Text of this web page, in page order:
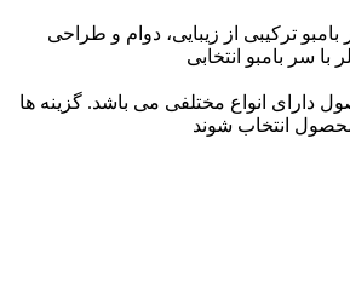
ترکیبی از زیبایی، دوام و طراحی
سر بامبو انتخابی
دارای انواع مختلفی می باشد. گزینه ها
انتخاب شوند